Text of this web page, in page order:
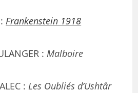
:Frankenstein 1918
:Malboire
:Les Oubliés d’Ushtâr